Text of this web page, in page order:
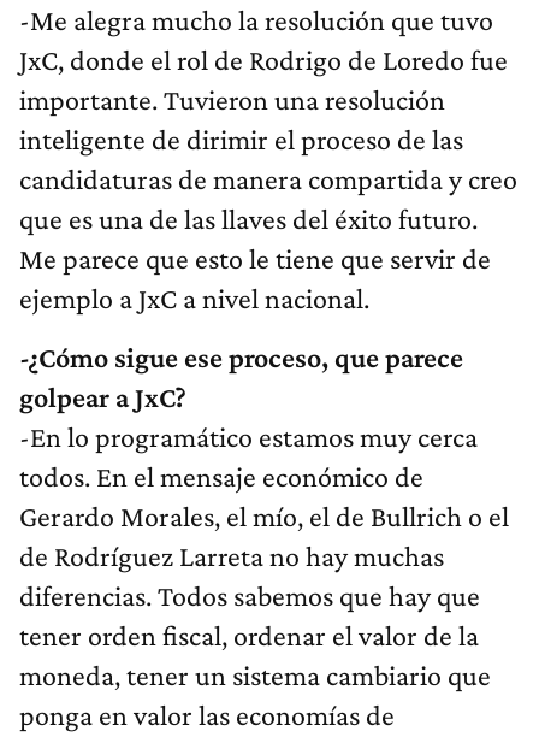
-Me alegra mucho la resolución que tuvo
JxC, donde el rol de Rodrigo de Loredo fue
importante. Tuvieron una resolución
inteligente de dirimir el proceso de las
candidaturas de manera compartida y creo
que es una de las llaves del éxito futuro.
Me parece que esto le tiene que servir de
ejemplo a JxC a nivel nacional.
-¿Cómo sigue ese proceso, que parece
golpear a JxC?
-En lo programático estamos muy cerca
todos. En el mensaje económico de
Gerardo Morales, el mío, el de Bullrich o el
de Rodríguez Larreta no hay muchas
diferencias. Todos sabemos que hay que
tener orden fiscal, ordenar el valor de la
moneda, tener un sistema cambiario que
ponga en valor las economías de